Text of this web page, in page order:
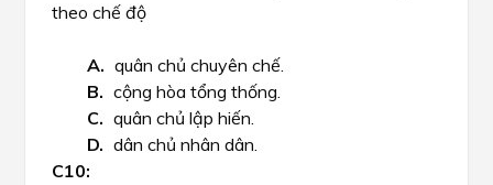
theo chế độ
quân chủ chuyên chế.
cộng hòa tổng thống.
quân chủ lập hiến.
dân chủ nhân dân.